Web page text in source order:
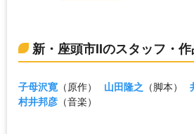
新・座頭市IIのスタッフ・
子母沢寛 （原作） 山田隆之 （脚本）
村井邦彦 （音楽）